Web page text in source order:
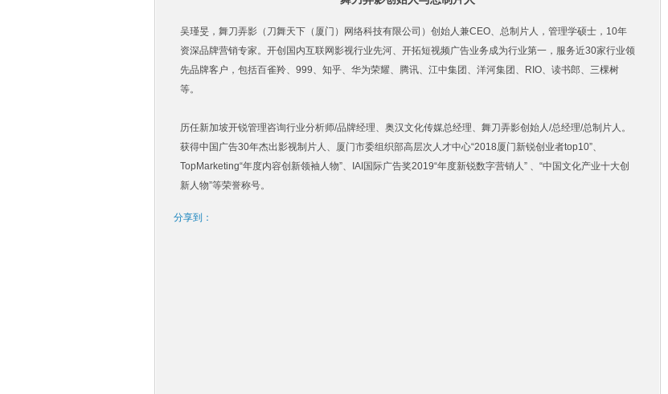
吴瑾旻，舞刀弄影（刀舞天下（厦门）网络科技有限公司）创始人兼CEO、总制片人，管理学硕士，10年
资深品牌营销专家。开创国内互联网影视行业先河、开拓短视频广告业务成为行业第一，服务近30家行业领
先品牌客户，包括百雀羚、999、知乎、华为荣耀、腾讯、江中集团、洋河集团、RIO、读书郎、三棵树
等。
历任新加坡开锐管理咨询行业分析师/品牌经理、奥汉文化传媒总经理、舞刀弄影创始人/总经理/总制片人。
获得中国广告30年杰出影视制片人、厦门市委组织部高层次人才中心“2018厦门新锐创业者top10”、
TopMarketing“年度内容创新领袖人物”、IAI国际广告奖2019“年度新锐数字营销人” 、“中国文化产业十大创
新人物”等荣誉称号。
分享到：